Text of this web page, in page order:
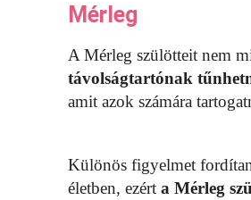
Mérleg
A Mérleg szülötteit nem
távolságtartónak
amit azok számára
Különös figyelmet
életben, ezért a Mérleg